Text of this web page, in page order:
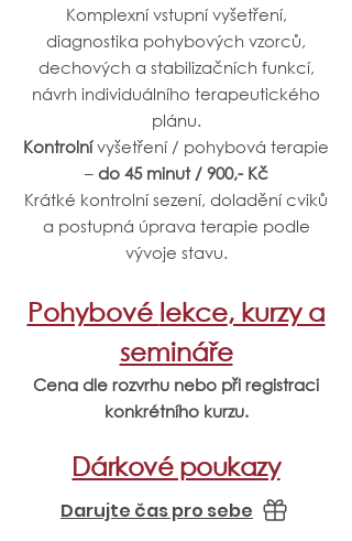
Komplexní vstupní vyšetření,
diagnostika pohybových vzorců,
dechových a stabilizačních funkcí,
návrh individuálního terapeutického
plánu.
Kontrolnívyšetření / pohybová terapie
– do 45 minut / 900,- Kč
Krátké kontrolní sezení, doladění cviků
a postupná úprava terapie podle
vývoje stavu.
Pohybové lekce, kurzy a
semináře
Cena dle rozvrhu nebo při registraci
konkrétního kurzu.
Dárkové poukazy
Darujte čas pro sebe